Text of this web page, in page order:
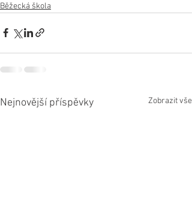
Běžecká škola
Nejnovější příspěvky Zobrazit vše